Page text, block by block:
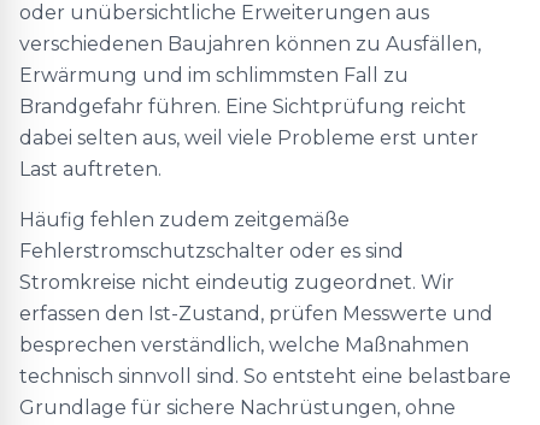
oder unübersichtliche Erweiterungen aus
verschiedenen Baujahren können zu Ausfällen,
Erwärmung und im schlimmsten Fall zu
Brandgefahr führen. Eine Sichtprüfung reicht
dabei selten aus, weil viele Probleme erst unter
Last auftreten.
Häufig fehlen zudem zeitgemäße
Fehlerstromschutzschalter oder es sind
Stromkreise nicht eindeutig zugeordnet. Wir
erfassen den Ist-Zustand, prüfen Messwerte und
besprechen verständlich, welche Maßnahmen
technisch sinnvoll sind. So entsteht eine belastbare
Grundlage für sichere Nachrüstungen, ohne